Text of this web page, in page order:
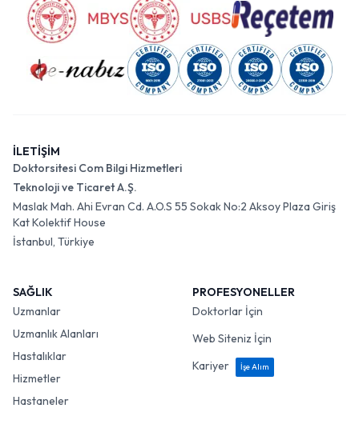
İLETİŞİM
Doktorsitesi Com Bilgi Hizmetleri
Teknoloji ve Ticaret A.Ş.
Maslak Mah. Ahi Evran Cd. A.O.S 55 Sokak No:2 Aksoy Plaza Giriş
Kat Kolektif House
İstanbul, Türkiye
SAĞLIK
Uzmanlar
Uzmanlık Alanları
Hastalıklar
Hizmetler
Hastaneler
PROFESYONELLER
Doktorlar İçin
Web Siteniz İçin
Kariyer
İşe Alım